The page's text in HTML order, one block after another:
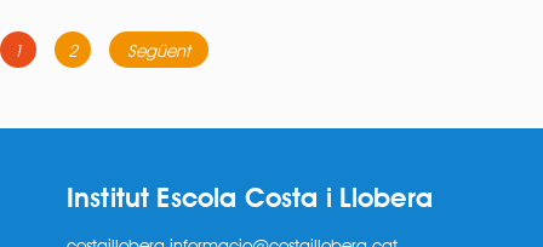
Navegació
d'entrades
Page
1 Page
2 Següent
Institut Escola Costa i Llobera